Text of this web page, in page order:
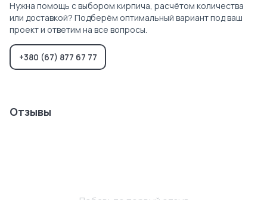
Нужна помощь с выбором кирпича, расчётом количества
или доставкой? Подберём оптимальный вариант под ваш
проект и ответим на все вопросы.
+380 (67) 877 67 77
Отзывы